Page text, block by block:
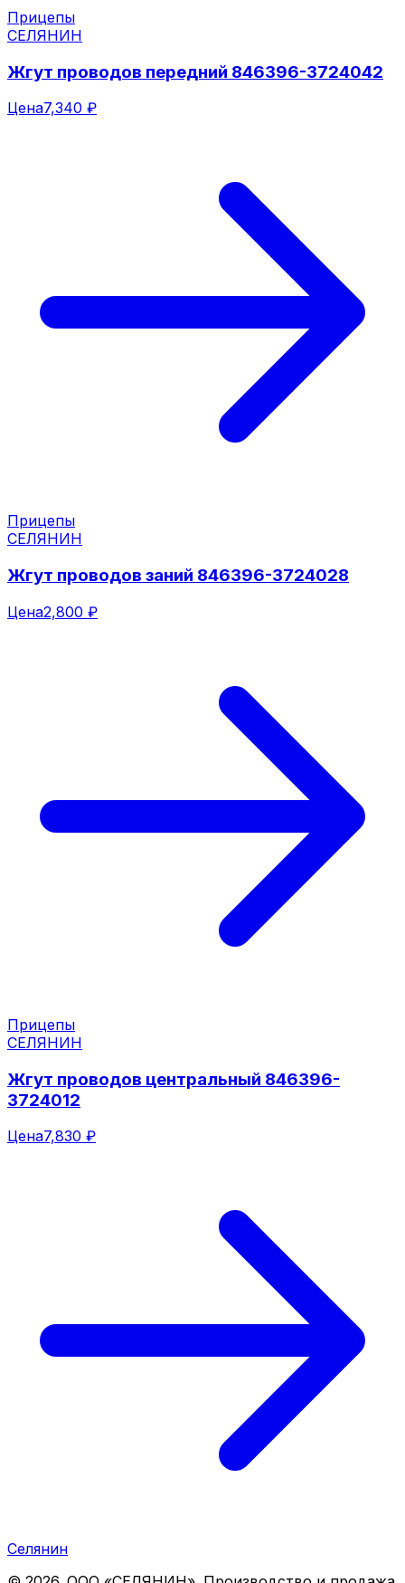
Прицепы
СЕЛЯНИН
Жгут проводов передний 846396-3724042
Цена7,340 ₽
Прицепы
СЕЛЯНИН
Жгут проводов заний 846396-3724028
Цена2,800 ₽
Прицепы
СЕЛЯНИН
Жгут проводов центральный 846396-
3724012
Цена7,830 ₽
Селянин